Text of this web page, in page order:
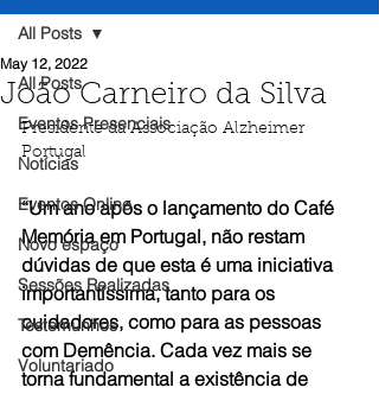
All Posts
Eventos Presenciais
Notícias
Eventos Online
Novo espaço
Sessões Realizadas
Testemunhos
Voluntariado
All Posts
João Carneiro da Silva
May 12, 2022
Presidente da Associação Alzheimer
Portugal
“Um ano após o lançamento do Café
Memória em Portugal, não restam
dúvidas de que esta é uma iniciativa
importantíssima, tanto para os
cuidadores, como para as pessoas
com Demência. Cada vez mais se
torna fundamental a existência de